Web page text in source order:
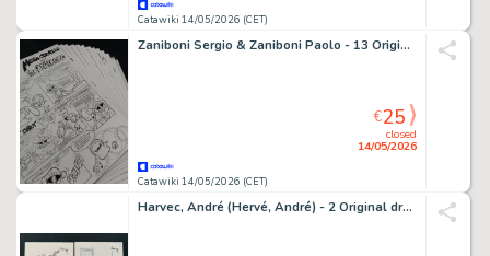
Catawiki 14/05/2026 (CET)
Zaniboni Sergio & Zaniboni Paolo - 13 Original page - Widget: Un alieno per amico
Catawiki 14/05/2026 (CET)
closed
14/05/2026
€25
Harvec, André (Hervé, André) - 2 Original drawing - France soir